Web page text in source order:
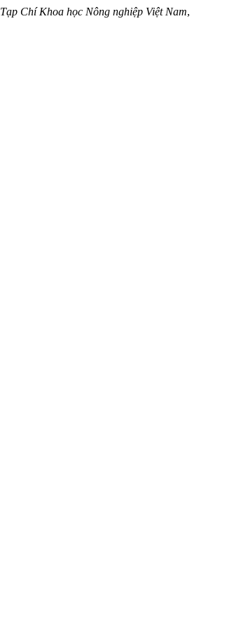
Tạp Chí Khoa học Nông nghiệp Việt Nam,